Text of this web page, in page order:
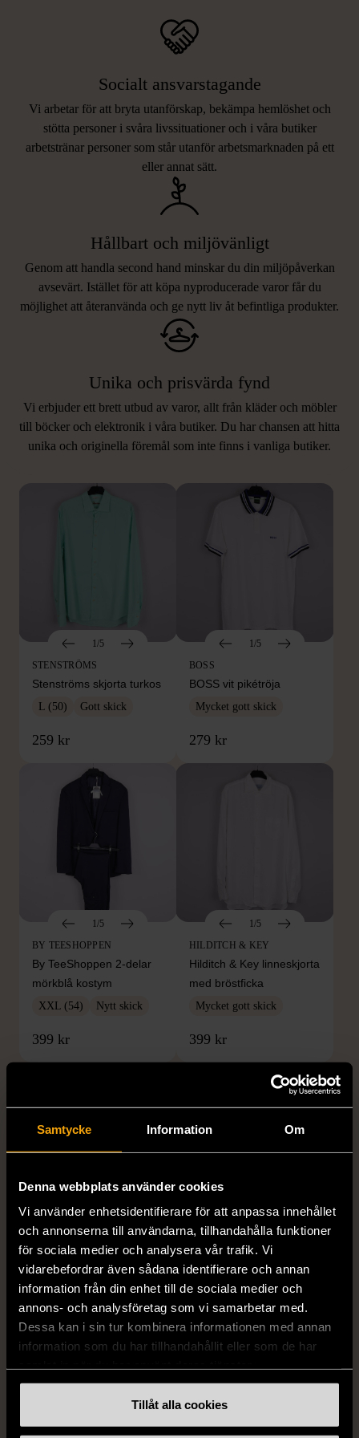
Samtycke Information Om
Denna webbplats använder cookies
Vi använder enhetsidentifierare för att anpassa innehållet
och annonserna till användarna, tillhandahålla funktioner
för sociala medier och analysera vår trafik. Vi
vidarebefordrar även sådana identifierare och annan
information från din enhet till de sociala medier och
annons- och analysföretag som vi samarbetar med.
Dessa kan i sin tur kombinera informationen med annan
information som du har tillhandahållit eller som de har
Tillåt alla cookies
Socialt ansvarstagande
Vi arbetar för att bryta utanförskap, bekämpa hemlöshet och
stötta personer i svåra livssituationer och i våra butiker
arbetstränar personer som står utanför arbetsmarknaden på ett
eller annat sätt.
Hållbart och miljövänligt
Genom att handla second hand minskar du din miljöpåverkan
avsevärt. Istället för att köpa nyproducerade varor får du
möjlighet att återanvända och ge nytt liv åt befintliga produkter.
Unika och prisvärda fynd
Vi erbjuder ett brett utbud av varor, allt från kläder och möbler
till böcker och elektronik i våra butiker. Du har chansen att hitta
unika och originella föremål som inte finns i vanliga butiker.
LIKNANDE PRODUKTER
Hitta produkter som påminner om denna
1/5
STENSTRÖMS
Stenströms skjorta turkos
L (50) Gott skick
259 kr
1/5
BOSS
BOSS vit pikétröja
Mycket gott skick
279 kr
1/5
BY TEESHOPPEN
By TeeShoppen 2-delar
mörkblå kostym
XXL (54) Nytt skick
399 kr
1/5
HILDITCH & KEY
Hilditch & Key linneskjorta
med bröstficka
Mycket gott skick
399 kr
DRESSMANN
Dressmann -
Kostymbyxor med
pressveck
Gott skick
1/5
BONDELID
Bondelid - Randig skjorta
- Blå vit
XL (52)
Mycket gott skick